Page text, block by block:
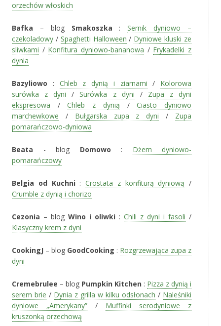
orzechów włoskich
Bafka – blog Smakoszka :Sernik dyniowo –
czekoladowy / Spaghetti Halloween / Dyniowe kluski ze
sliwkami / Konfitura dyniowo-bananowa / Frykadelki z
dynia
Bazyliowo : Chleb z dynią i ziarnami / Kolorowa
surówka z dyni /Surówka z dyni / Zupa z dyni
ekspresowa /Chleb z dynią /Ciasto dyniowo
marchewkowe / Bułgarska zupa z dyni / Zupa
pomarańczowo-dyniowa
Beata - blog Domowo : Dżem dyniowo-
pomarańczowy
Belgia od Kuchni: Crostata z konfiturą dyniową /
Crumble z dynią i chorizo
Cezonia – blog Wino i oliwki : Chili z dyni i fasoli /
Klasyczny krem z dyni
CookingJ – blog GoodCooking : Rozgrzewająca zupa z
dyni
Cremebrulee – blog Pumpkin Kitchen : Pizza z dynią i
serem brie / Dynia z grilla w kilku odsłonach / Naleśniki
dyniowe „Amerykany” / Muffinki serodyniowe z
kruszonką orzechową